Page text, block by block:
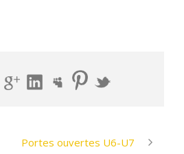
Portes ouvertes U6-U7